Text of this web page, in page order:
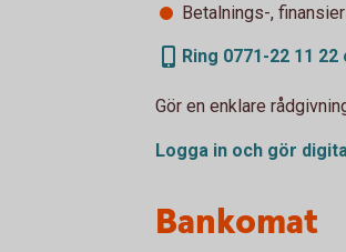
Betalnings-,
Ring 0771-22 11
Gör en enklare
Logga in och gör
Bankomat